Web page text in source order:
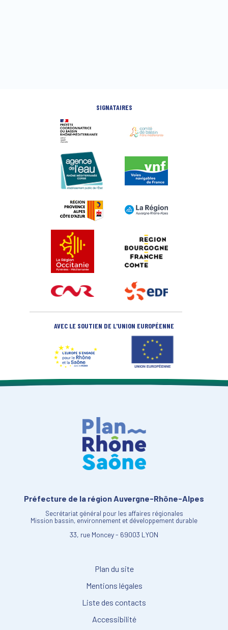
SIGNATAIRES
AVEC LE SOUTIEN DE L'UNION EUROPÉENNE
Préfecture de la région Auvergne-Rhône-Alpes
Secrétariat général pour les affaires régionales
Mission bassin, environnement et développement durable
33, rue Moncey - 69003 LYON
Plan du site
Mentions légales
Liste des contacts
Accessibilité